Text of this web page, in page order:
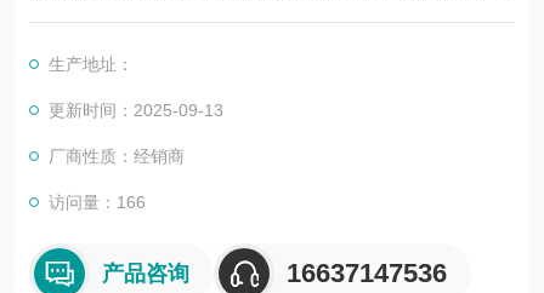
的应用和较高的度。以下是其详细简介
生产地址：
更新时间：2025-09-13
厂商性质：经销商
访问量：166
产品咨询 16637147536